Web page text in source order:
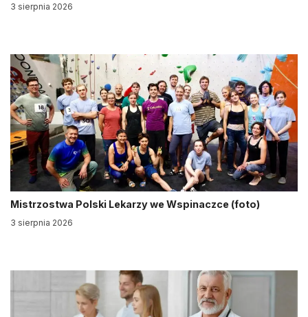
3 sierpnia 2026
Mistrzostwa Polski Lekarzy we Wspinaczce (foto)
3 sierpnia 2026